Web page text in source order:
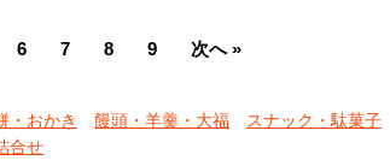
6 7 8 9 次へ »
・おかき 饅頭・羊羹・大福 スナック・駄菓子
合せ